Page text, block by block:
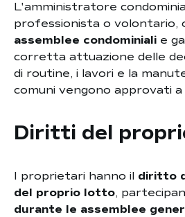
L'amministratore
professionista o volontario,
assemblee condominiali e
corretta attuazione delle
di routine, i lavori e la
comuni vengono approvati a
Diritti del
I proprietari hanno il diritto
del proprio lotto,
durante le assemblee